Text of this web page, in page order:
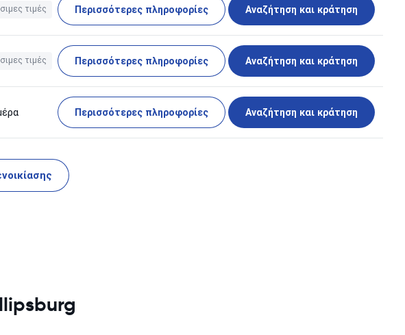
τιμές Περισσότερες πληροφορίες Αναζήτηση και κράτηση
τιμές Περισσότερες πληροφορίες Αναζήτηση και κράτηση
Περισσότερες πληροφορίες Αναζήτηση και κράτηση